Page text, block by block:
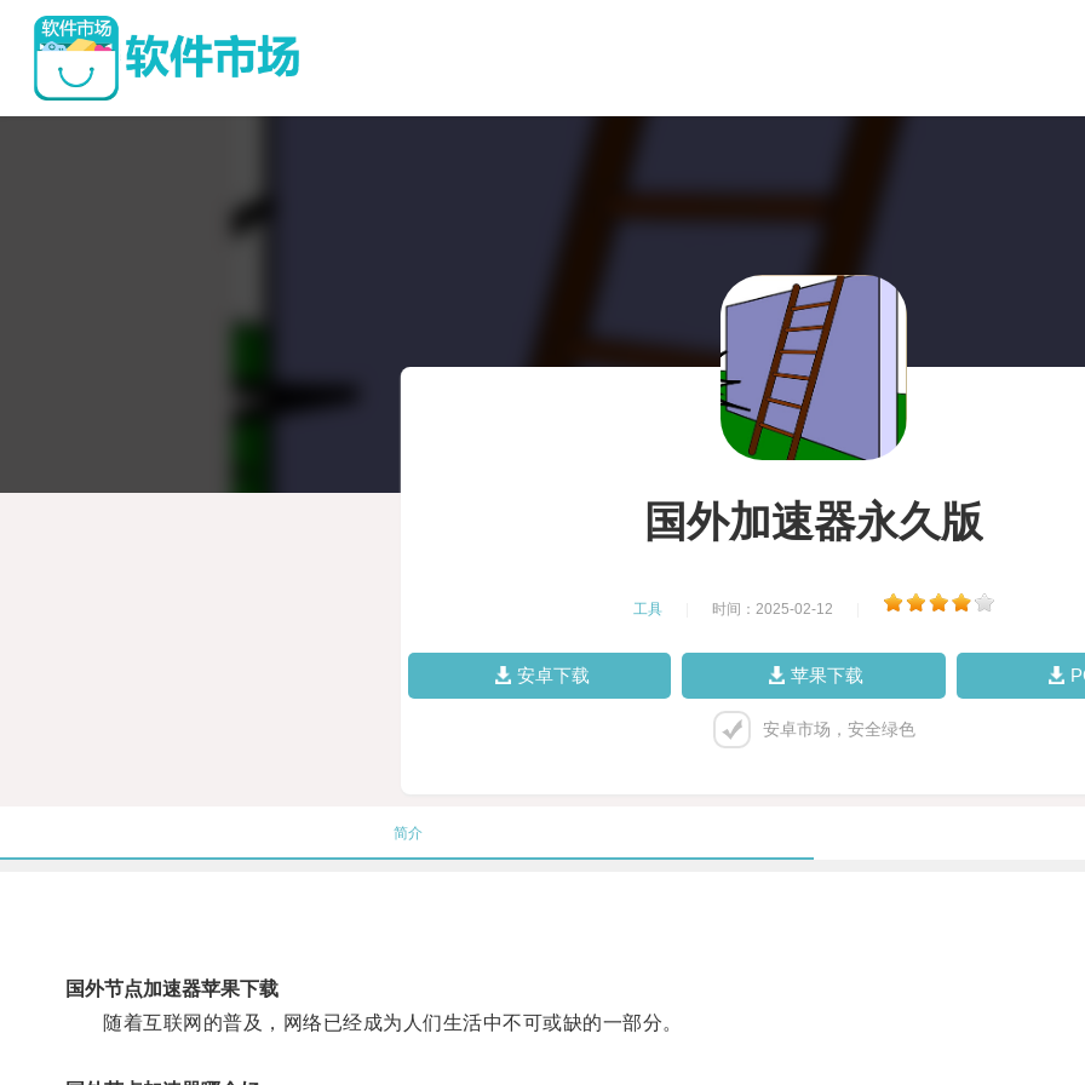
国外加速器永久版
工具 时间：2025-02-12
安卓下载 苹果下载
安卓市场，安全绿色
简介
国外节点加速器苹果下载
随着互联网的普及，网络已经成为人们生活中不可或缺的一部分。